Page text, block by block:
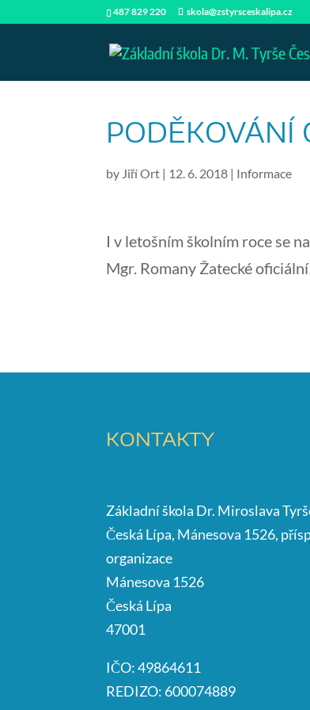
487 829 220 skola@zstyrsceskalipa.cz
PODĚKOVÁNÍ
by Jiří Ort | 12. 6. 2018 | Informace
I v letošním školním roce se
Mgr. Romany Žatecké
KONTAKTY
Základní škola Dr. Miroslava
Česká Lípa, Mánesova 1526,
organizace
Mánesova 1526
Česká Lípa
47001
IČO: 49864611
REDIZO: 600074889